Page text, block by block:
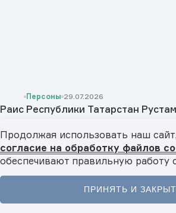
Главная Новости Видео
Персоны 29.07.2026
Раис Республики Татарстан
странами БРИКС, так и с
Восточной Азии, Исламского мира
Америки»
В эксклюзивном интервью TV BRICS Раис
Минниханов рассказал об укреплении ...
Смотреть все
BRICS BLOGGERS TEAM
Продолжая использовать наш
согласие на обработку файлов
обеспечивают правильную работу
ПРИНЯТЬ И